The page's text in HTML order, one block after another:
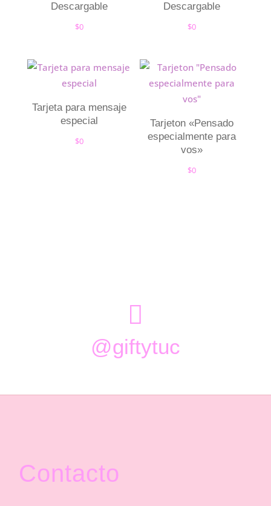
Descargable
$0
Descargable
$0
Tarjeta para mensaje
especial
$0
Tarjeton «Pensado
especialmente para
vos»
$0

@giftytuc
Contacto